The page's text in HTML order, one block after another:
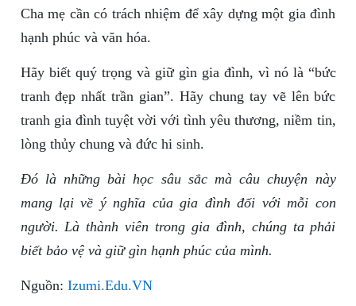
Cha mẹ cần có trách nhiệm để xây dựng một gia đình
hạnh phúc và văn hóa.
Hãy biết quý trọng và giữ gìn gia đình, vì nó là “bức
tranh đẹp nhất trần gian”. Hãy chung tay vẽ lên bức
tranh gia đình tuyệt vời với tình yêu thương, niềm tin,
lòng thủy chung và đức hi sinh.
Đó là những bài học sâu sắc mà câu chuyện này
mang lại về ý nghĩa của gia đình đối với mỗi con
người. Là thành viên trong gia đình, chúng ta phải
biết bảo vệ và giữ gìn hạnh phúc của mình.
Nguồn: Izumi.Edu.VN